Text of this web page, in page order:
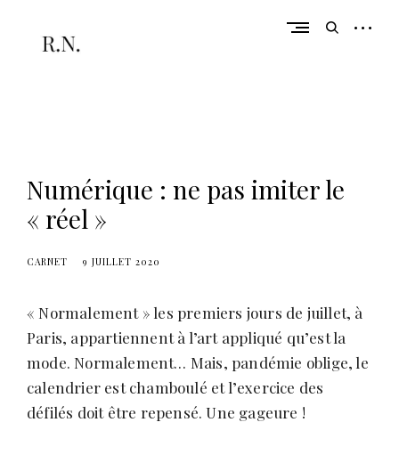
h
e
n
l
l
a
n
s
openopen
Numérique : ne pas imiter le
« réel »
CARNET 9 JUILLET 2020
« Normalement » les premiers jours de juillet, à
Paris, appartiennent à l’art appliqué qu’est la
mode. Normalement… Mais, pandémie oblige, le
calendrier est chamboulé et l’exercice des
défilés doit être repensé. Une gageure !